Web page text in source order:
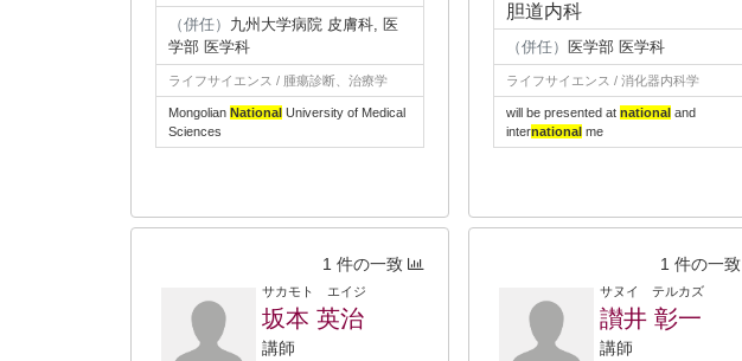
（併任） 九州大学病院 皮膚科, 医
学部 医学科
ライフサイエンス / 腫瘍診断、治療学
Mongolian National University of Medical
Sciences
胆道内科
（併任） 医学部 医学科
ライフサイエンス / 消化器内科学
will be presented at national and
international me
1 件の一致
サカモト エイジ
坂本 英治
講師
1 件の一致
サヌイ テルカズ
讃井 彰一
講師